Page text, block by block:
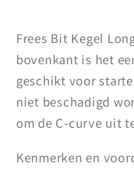
Frees Bit Kegel
bovenkant is het
geschikt voor
niet beschadigd
om de C-curve uit
Kenmerken en